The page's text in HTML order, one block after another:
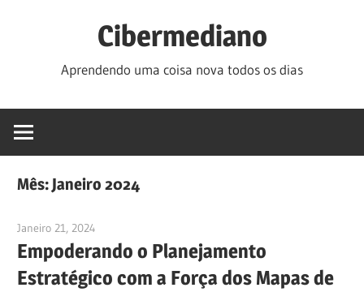
Cibermediano
Aprendendo uma coisa nova todos os dias
Mês:Janeiro 2024
Janeiro 21, 2024
Empoderando o Planejamento
Estratégico com a Força dos Mapas de